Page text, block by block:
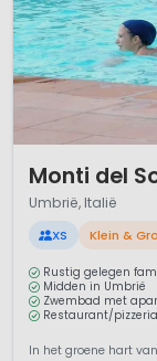
Monti del
Umbrië, Italië
XS Klein &
Rustig gelegen
Midden in Umbrië
Zwembad met
Restaurant/
In het groene hart